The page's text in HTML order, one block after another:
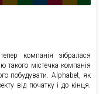
компанія зібралася
такого містечка компанія
побудувати. Alphabet, як
від початку і до кінця.